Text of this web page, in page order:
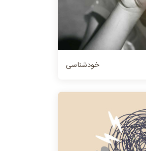
خودشناسی